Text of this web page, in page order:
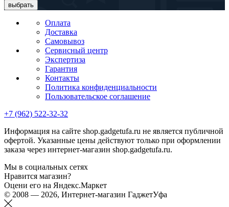
выбрать
Оплата
Доставка
Самовывоз
Сервисный центр
Экспертиза
Гарантия
Контакты
Политика конфиденциальности
Пользовательское соглашение
+7 (962) 522-32-32
Информация на сайте shop.gadgetufa.ru не является публичной
офертой. Указанные цены действуют только при оформлении
заказа через интернет-магазин shop.gadgetufa.ru.
Мы в социальных сетях
Нравится магазин?
Оцени его на Яндекс.Маркет
© 2008 — 2026, Интернет-магазин ГаджетУфа